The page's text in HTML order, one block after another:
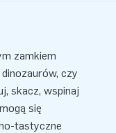
zamkiem
czy
skacz, wspinaj
się
tastyczne